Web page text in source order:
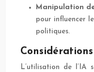
Manipulation
pour influencer
politiques.
L’utilisation de l’IA